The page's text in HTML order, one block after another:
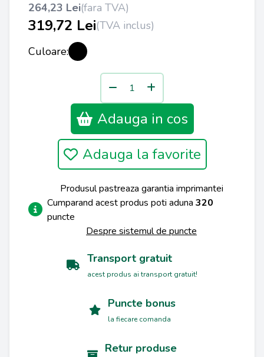
264,23 Lei(fara TVA)
319,72 Lei(TVA inclus)
Culoare:
Adauga in cos
Adauga la favorite
Produsul pastreaza garantia imprimantei
Cumparand acest produs poti aduna 320
puncte
Despre sistemul de puncte
Transport gratuit
acest produs ai transport gratuit!
Puncte bonus
la fiecare comanda
Retur produse